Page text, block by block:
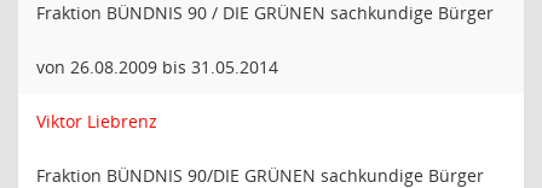
Fraktion BÜNDNIS 90 / DIE GRÜNEN sachkundige Bürger
von 26.08.2009 bis 31.05.2014
Viktor Liebrenz
Fraktion BÜNDNIS 90/DIE GRÜNEN sachkundige Bürger